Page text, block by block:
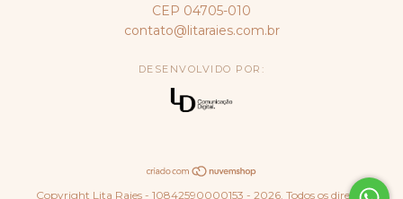
CEP 04705-010
contato@litaraies.com.br
DESENVOLVIDO POR:
Copyright Lita Raies - 10842590000153 - 2026. Todos os direitos